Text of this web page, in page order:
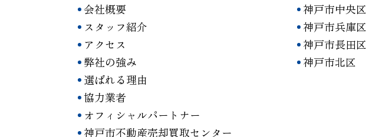
会社概要
スタッフ紹介
アクセス
弊社の強み
選ばれる理由
協力業者
オフィシャルパートナー
神戸市不動産売却買取センター
神戸市中央区
神戸市兵庫区
神戸市長田区
神戸市北区